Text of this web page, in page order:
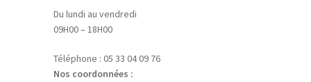
Du lundi au vendredi
09H00 – 18H00
Téléphone : 05 33 04 09 76
Nos coordonnées :